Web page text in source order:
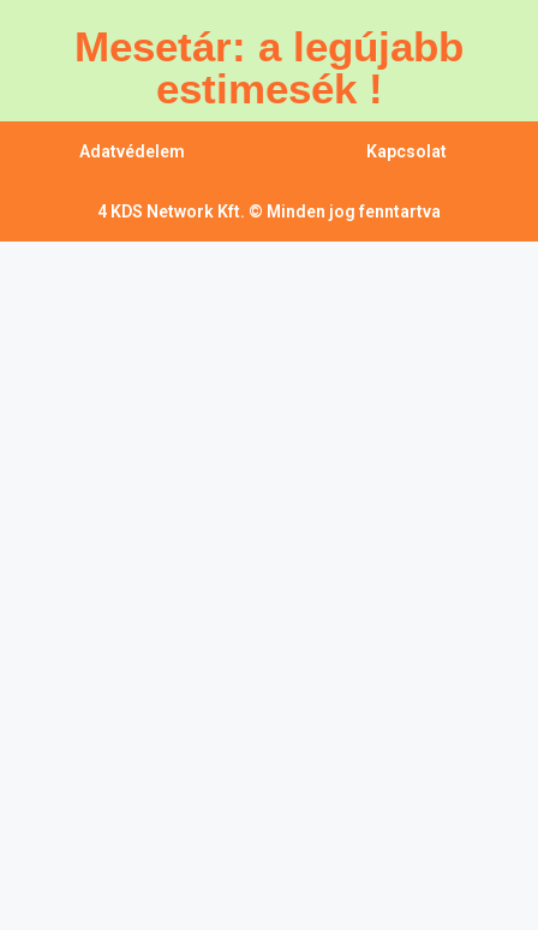
Mesetár: a legújabb
estimesék !
Adatvédelem Kapcsolat
4 KDS Network Kft. © Minden jog fenntartva